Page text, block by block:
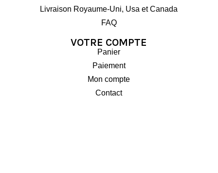
Livraison Royaume-Uni, Usa et Canada
FAQ
VOTRE COMPTE
Panier
Paiement
Mon compte
Contact